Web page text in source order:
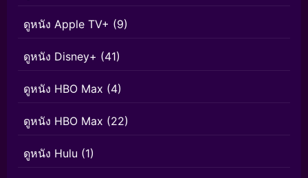
ดูหนัง Apple TV+ (9)
ดูหนัง Disney+ (41)
ดูหนัง HBO Max (4)
ดูหนัง HBO Max (22)
ดูหนัง Hulu (1)